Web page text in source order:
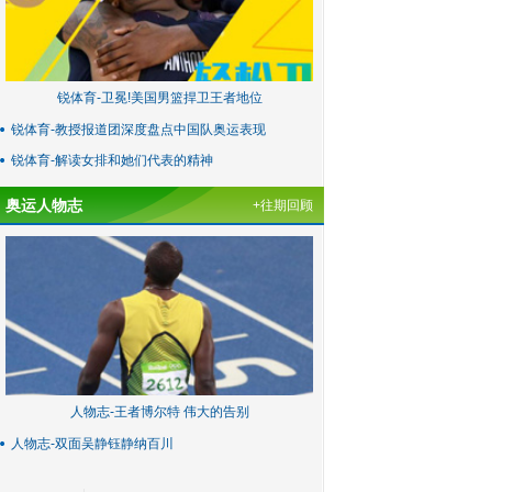
锐体育-卫冕!美国男篮捍卫王者地位
锐体育-教授报道团深度盘点中国队奥运表现
锐体育-解读女排和她们代表的精神
奥运人物志 +往期回顾
人物志-王者博尔特 伟大的告别
人物志-双面吴静钰静纳百川